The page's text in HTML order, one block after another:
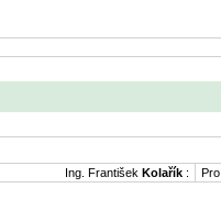
Ing. František Kolařík : Pro